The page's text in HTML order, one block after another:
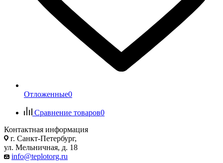
Отложенные0
Сравнение товаров0
Контактная информация
г. Санкт-Петербург,
ул. Мельничная, д. 18
info@teplotorg.ru